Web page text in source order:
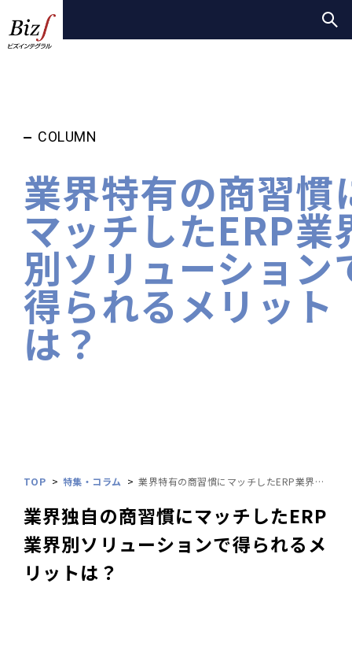
COLUMN
業界特有の商習慣
マッチしたERP業
別ソリューション
得られるメリット
は？
TOP 特集・コラム 業界特有の商習慣にマッチしたERP業界別ソリューションで得られるメリットは？
業界独自の商習慣にマッチしたERP
業界別ソリューションで得られるメ
リットは？